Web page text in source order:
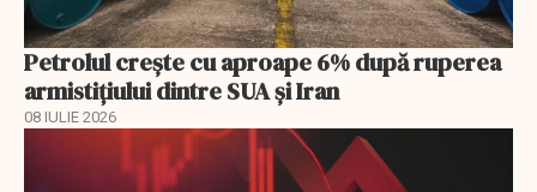
Petrolul crește cu aproape 6% după ruperea
armistițiului dintre SUA și Iran
08 IULIE 2026